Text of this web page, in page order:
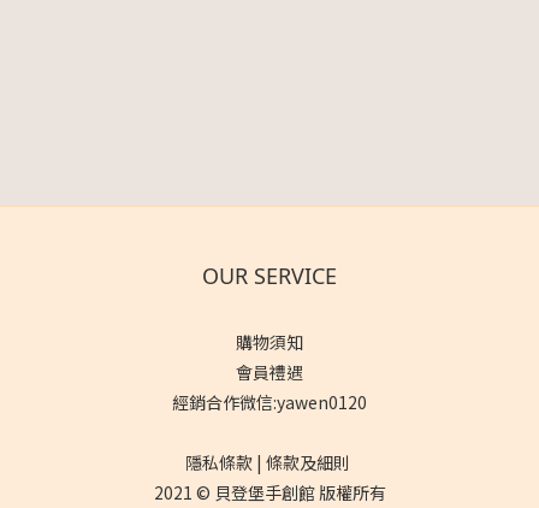
OUR SERVICE
購物須知
會員禮遇
經銷合作微信:yawen0120
隱私條款 | 條款及細則
2021 © 貝登堡手創館 版權所有